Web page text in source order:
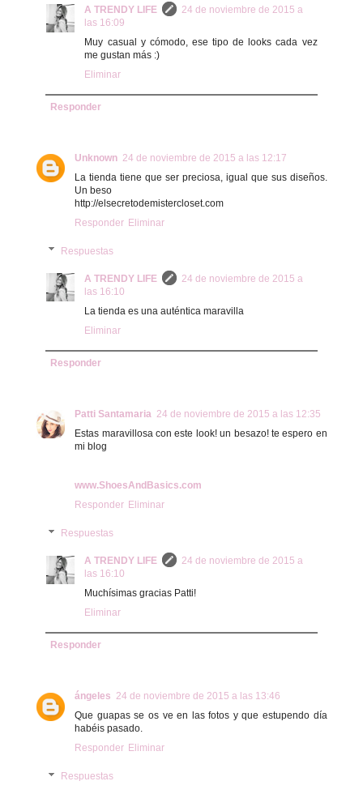
A TRENDY LIFE
24 de noviembre de 2015 a
las 16:09
Muy casual y cómodo, ese tipo de looks cada vez
me gustan más :)
Eliminar
Responder
Unknown 24 de noviembre de 2015 a las 12:17
La tienda tiene que ser preciosa, igual que sus diseños.
Un beso
http://elsecretodemistercloset.com
Responder Eliminar
Respuestas
A TRENDY LIFE
24 de noviembre de 2015 a
las 16:10
La tienda es una auténtica maravilla
Eliminar
Responder
Patti Santamaria 24 de noviembre de 2015 a las 12:35
Estas maravillosa con este look! un besazo! te espero en
mi blog
www.ShoesAndBasics.com
Responder Eliminar
Respuestas
A TRENDY LIFE
24 de noviembre de 2015 a
las 16:10
Muchísimas gracias Patti!
Eliminar
Responder
ángeles 24 de noviembre de 2015 a las 13:46
Que guapas se os ve en las fotos y que estupendo día
habéis pasado.
Responder Eliminar
Respuestas